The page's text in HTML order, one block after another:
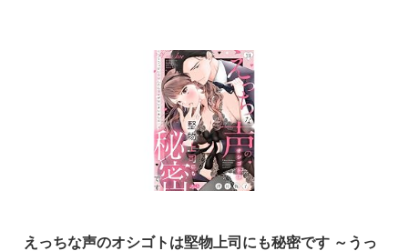
えっちな声のオシゴトは堅物上司にも秘密です ～うっ